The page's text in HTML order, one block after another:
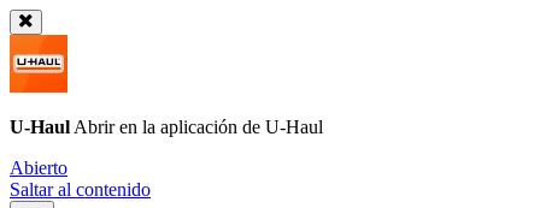
U-Haul Abrir en la aplicación de U-Haul
Abierto
Saltar al contenido